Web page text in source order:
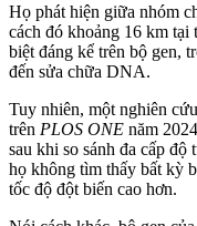
Họ phát hiện giữa nhóm
cách đó khoảng 16 km
biệt đáng kể trên bộ gen,
đến sửa chữa DNA.
Tuy nhiên, một nghiên
trên PLOS ONE năm
sau khi so sánh đa cấp độ
họ không tìm thấy bất kỳ
tốc độ đột biến cao hơn.